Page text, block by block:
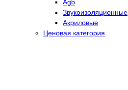
Agb
Звукоизоляционные
Акриловые
Ценовая категория